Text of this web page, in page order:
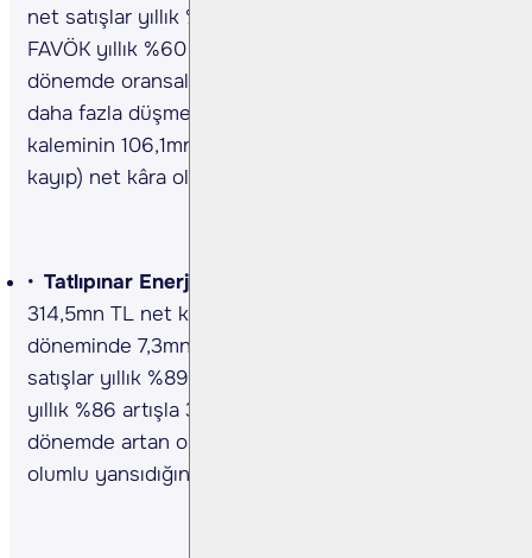
net satışlar yıllık %20 düşüşle 1,006mn TL ve
FAVÖK yıllık %60 azalarak 139,0mn TL oldu. İlgili
dönemde oransal olarak satışların maliyetlerden
daha fazla düşmesi ve net parasal pozisyon kayıp
kaleminin 106,1mn TL’ye ulaşması (2Ç23: 8,5mn TL
kayıp) net kâra olumsuz yansımıştır. (Kaynak: KAP)
Tatlıpınar Enerji
314,5mn TL net kâr açıkladı. Geçen yılın aynı
döneminde 7,3mn TL zarar açıklamıştı. 2Ç24’te net
satışlar yıllık %89 artışla 429,6mn TL’ye ve FAVÖK
yıllık %86 artışla 313,9mn TL’ye yükseldi. Cari
dönemde artan operasyonel performansın kârlılığa
olumlu yansıdığını görmekteyiz. (Kaynak: KAP)